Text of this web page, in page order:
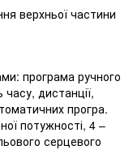
верхньої частини
програма ручного
дистанції,
програ.
потужності, 4 –
серцевого